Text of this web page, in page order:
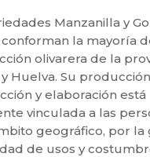
Manzanilla y
conforman la mayoría
olivarera de la
y Huelva. Su
y elaboración está
vinculada a las
geográfico, por la
de usos y